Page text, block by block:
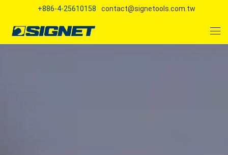
+886-4-25610158 contact@signetools.com.tw